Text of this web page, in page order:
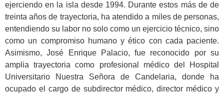
ejerciendo en la isla desde 1994. Durante estos más de de
treinta años de trayectoria, ha atendido a miles de personas,
entendiendo su labor no solo como un ejercicio técnico, sino
como un compromiso humano y ético con cada paciente.
Asimismo, José Enrique Palacio, fue reconocido por su
amplia trayectoria como profesional médico del Hospital
Universitario Nuestra Señora de Candelaria, donde ha
ocupado el cargo de subdirector médico, director médico y